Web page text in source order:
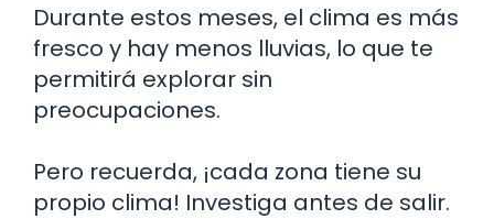
Durante estos meses, el clima es más
fresco y hay menos lluvias, lo que te
permitirá explorar sin
preocupaciones.
Pero recuerda, ¡cada zona tiene su
propio clima! Investiga antes de salir.